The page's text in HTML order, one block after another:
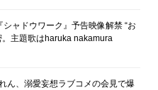
ャドウワーク』予告映像解禁 “お
。主題歌はharuka nakamura
ん、溺愛妄想ラブコメの会見で爆